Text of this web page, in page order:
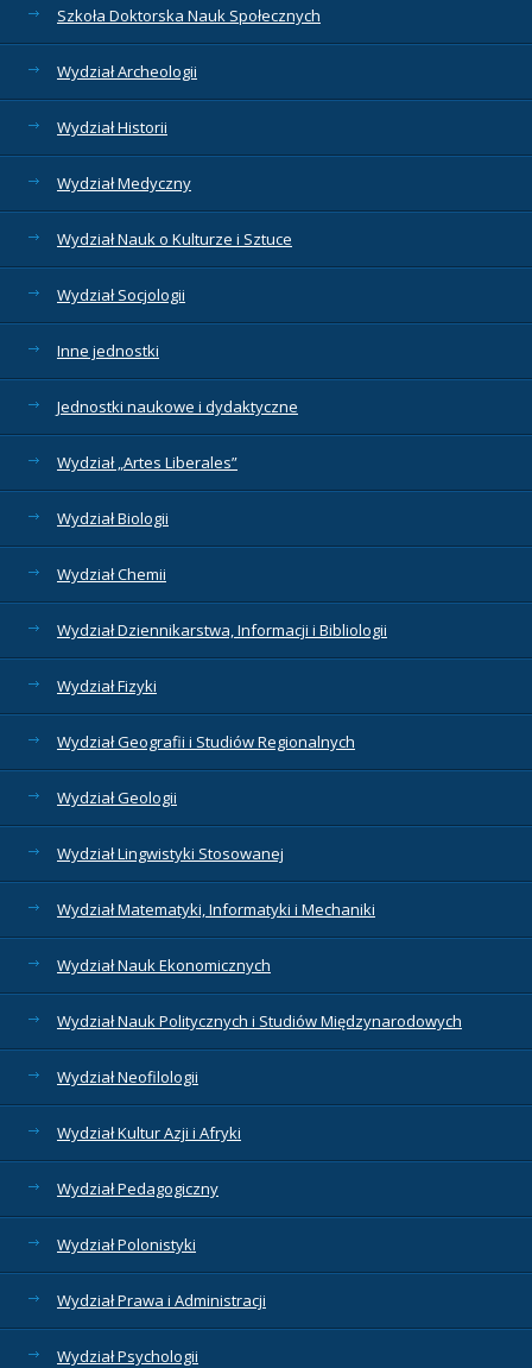
Szkoła Doktorska Nauk Społecznych
Wydział Archeologii
Wydział Historii
Wydział Medyczny
Wydział Nauk o Kulturze i Sztuce
Wydział Socjologii
Inne jednostki
Jednostki naukowe i dydaktyczne
Wydział „Artes Liberales”
Wydział Biologii
Wydział Chemii
Wydział Dziennikarstwa, Informacji i Bibliologii
Wydział Fizyki
Wydział Geografii i Studiów Regionalnych
Wydział Geologii
Wydział Lingwistyki Stosowanej
Wydział Matematyki, Informatyki i Mechaniki
Wydział Nauk Ekonomicznych
Wydział Nauk Politycznych i Studiów Międzynarodowych
Wydział Neofilologii
Wydział Kultur Azji i Afryki
Wydział Pedagogiczny
Wydział Polonistyki
Wydział Prawa i Administracji
Wydział Psychologii